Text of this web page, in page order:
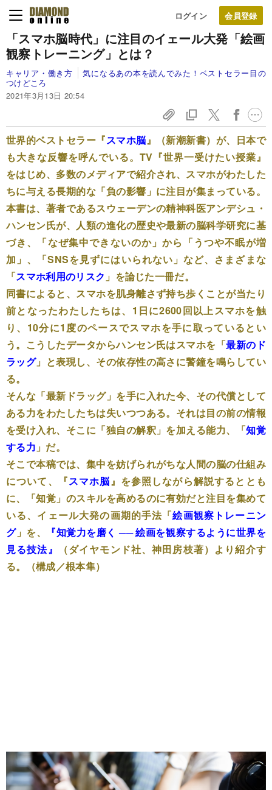
ログイン
「スマホ脳時代」に注目のイェール大発「絵画
観察トレーニング」とは？
キャリア・働き方
気になるあの本を読んでみた！ベストセラー目の
つけどころ
2021年3月13日 20:54
世界的ベストセラー『スマホ脳』（新潮新書）が、日本で
も大きな反響を呼んでいる。TV『世界一受けたい授業』
をはじめ、多数のメディアで紹介され、スマホがわたした
ちに与える長期的な「負の影響」に注目が集まっている。
本書は、著者であるスウェーデンの精神科医アンデシュ・
ハンセン氏が、人類の進化の歴史や最新の脳科学研究に基
づき、「なぜ集中できないのか」から「うつや不眠が増
加」、「SNSを見ずにはいられない」など、さまざまな
「スマホ利用のリスク 」を論じた一冊だ。
同書によると、スマホを肌身離さず持ち歩くことが当たり
前となったわたしたちは、1日に2600回以上スマホを触
り、10分に1度のペースでスマホを手に取っているとい
う。こうしたデータからハンセン氏はスマホを「最新のド
ラッグ」と表現し、その依存性の高さに警鐘を鳴らしてい
る。
そんな「最新ドラッグ」を手に入れた今、その代償として
ある力をわたしたちは失いつつある。それは目の前の情報
を受け入れ、そこに「独自の解釈」を加える能力、「知覚
する力 」だ。
そこで本稿では、集中を妨げられがちな人間の脳の仕組み
について、
『スマホ脳』 を参照しながら解説するととも
に、「知覚」のスキルを高めるのに有効だと注目を集めて
いる、イェール大発の画期的手法「絵画観察トレーニン
グ」を、
『知覚力を磨く ── 絵画を観察するように世界を
見る技法』
（ダイヤモンド社、神田房枝著）より紹介す
る。（構成／根本隼）